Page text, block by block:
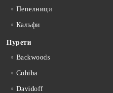
Пепелници
Калъфи
Пурети
Backwoods
Cohiba
Davidoff